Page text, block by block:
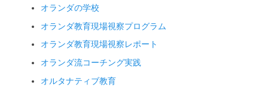
オランダの学校
オランダ教育現場視察プログラム
オランダ教育現場視察レポート
オランダ流コーチング実践
オルタナティブ教育